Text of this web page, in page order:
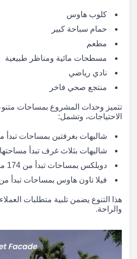
كلوب هاوس
حمام سباحة كبير
مطعم
مسطحات مائية ومناظر طبيعية
نادي رياضي
منتجع صحي فاخر
تتميز وحدات المشروع بمساحات
الاحتياجات، وتشمل:
شاليهات بغرفتين بمساحات تبدأ من 111 متر
شاليهات بثلاث غرف تبدأ مساحتها من 133
دوبلكس بمساحات تبدأ من 174 متر مربع.
فيلا تاون هاوس بمساحات تبدأ من 176 متر
هذا التنوع يضمن تلبية متطلبات
والراحة.